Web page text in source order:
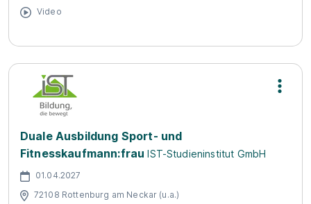
Video
Duale Ausbildung Sport- und
Fitnesskaufmann:frau IST-Studieninstitut GmbH
01.04.2027
72108 Rottenburg am Neckar (u.a.)